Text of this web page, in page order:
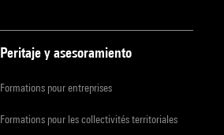
Peritaje y asesoramiento
Formations pour entreprises
Formations pour les collectivités territoriales